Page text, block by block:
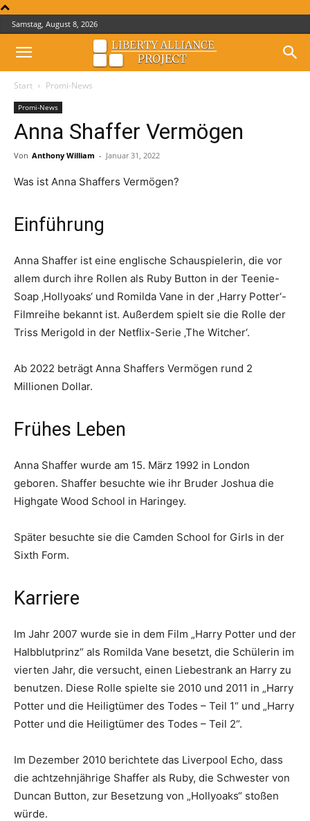
Samstag, August 8, 2026
Start Promi-News
Promi-News
Anna Shaffer Vermögen
Von Anthony William - Januar 31, 2022
Was ist Anna Shaffers Vermögen?
Einführung
Anna Shaffer ist eine englische Schauspielerin, die vor
allem durch ihre Rollen als Ruby Button in der Teenie-
Soap ‚Hollyoaks‘ und Romilda Vane in der ‚Harry Potter‘-
Filmreihe bekannt ist. Außerdem spielt sie die Rolle der
Triss Merigold in der Netflix-Serie ‚The Witcher‘.
Ab 2022 beträgt Anna Shaffers Vermögen rund 2
Millionen Dollar.
Frühes Leben
Anna Shaffer wurde am 15. März 1992 in London
geboren. Shaffer besuchte wie ihr Bruder Joshua die
Highgate Wood School in Haringey.
Später besuchte sie die Camden School for Girls in der
Sixth Form.
Karriere
Im Jahr 2007 wurde sie in dem Film „Harry Potter und der
Halbblutprinz“ als Romilda Vane besetzt, die Schülerin im
vierten Jahr, die versucht, einen Liebestrank an Harry zu
benutzen. Diese Rolle spielte sie 2010 und 2011 in „Harry
Potter und die Heiligtümer des Todes – Teil 1“ und „Harry
Potter und die Heiligtümer des Todes – Teil 2“.
Im Dezember 2010 berichtete das Liverpool Echo, dass
die achtzehnjährige Shaffer als Ruby, die Schwester von
Duncan Button, zur Besetzung von „Hollyoaks“ stoßen
würde.